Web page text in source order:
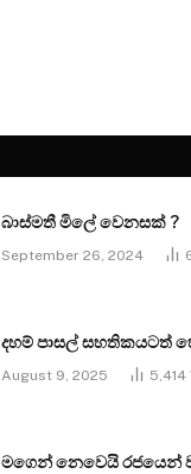
බාස්මතී මිලේ වෙනසක් ?
September 26, 2024
දහම් පාසල් සහතිකයටත්
August 9, 2025 5,414
මගෙන් නෙවෙයි රජයෙන්